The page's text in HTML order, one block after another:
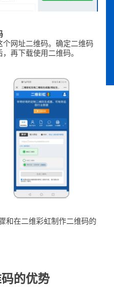
网址二维码。确定二维码
再下载使用二维码。
和在二维彩虹制作二维码的
的优势